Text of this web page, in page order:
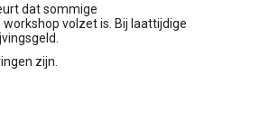
dat sommige
volzet is. Bij laattijdige
zijn.